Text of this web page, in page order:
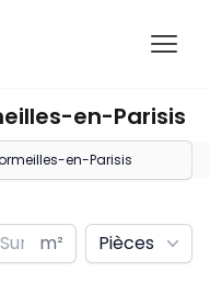
en-Parisis
m² Pièces